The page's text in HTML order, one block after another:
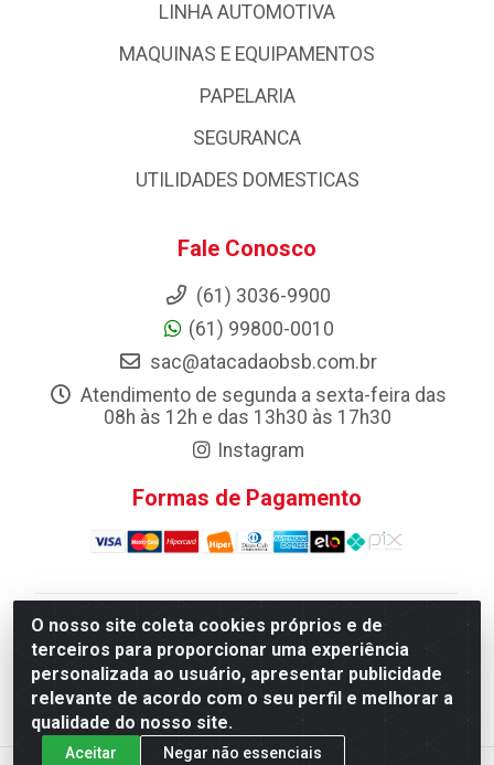
O nosso site coleta cookies próprios e de
terceiros para proporcionar uma experiência
personalizada ao usuário, apresentar publicidade
relevante de acordo com o seu perfil e melhorar a
qualidade do nosso site.
Aceitar Negar não essenciais
LINHA AUTOMOTIVA
MAQUINAS E EQUIPAMENTOS
PAPELARIA
SEGURANCA
UTILIDADES DOMESTICAS
Fale Conosco
(61) 3036-9900
(61) 99800-0010
sac@atacadaobsb.com.br
Atendimento de segunda a sexta-feira das
08h às 12h e das 13h30 às 17h30
Instagram
Formas de Pagamento
Atacadao da Limpeza F. Pereira Queiroz Comercio e
Distribuicao LTDA - Quadra Qi 10 Lotes 39 e, 41 - Setor
Industrial (Taguatinga), Brasília/DF - CEP 72.135-100 -
CNPJ 13.184.675/0001-80